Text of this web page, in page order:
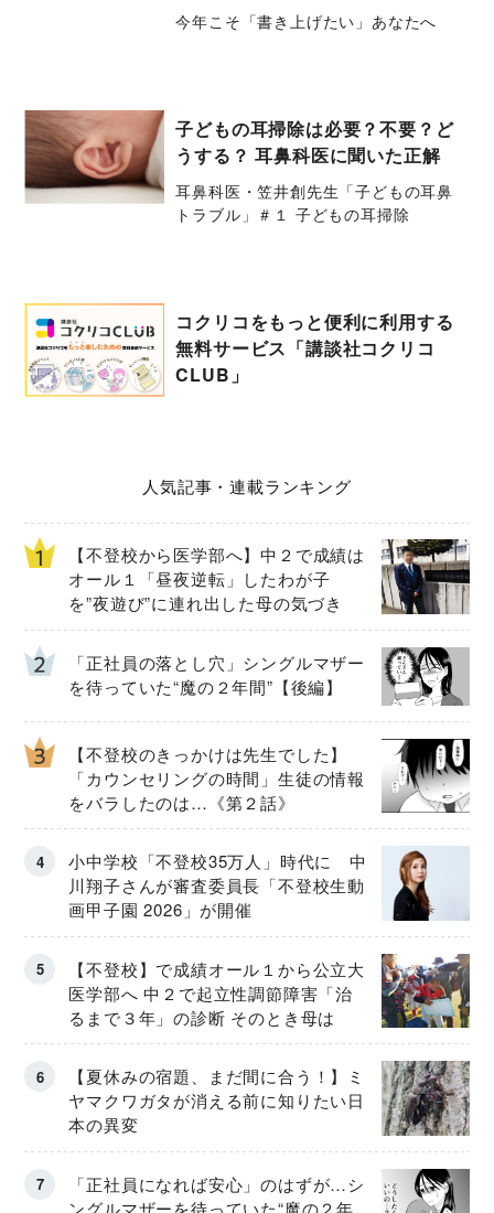
今年こそ「書き上げたい」あなたへ
子どもの耳掃除は必要？不要？ど
うする？ 耳鼻科医に聞いた正解
耳鼻科医・笠井創先生「子どもの耳鼻
トラブル」＃１ 子どもの耳掃除
コクリコをもっと便利に利用する
無料サービス「講談社コクリコ
CLUB」
人気記事・連載ランキング
【不登校から医学部へ】中２で成績は
オール１「昼夜逆転」したわが子
を”夜遊び”に連れ出した母の気づき
「正社員の落とし穴」シングルマザー
を待っていた“魔の２年間”【後編】
【不登校のきっかけは先生でした】
「カウンセリングの時間」生徒の情報
をバラしたのは…《第２話》
小中学校「不登校35万人」時代に 中
川翔子さんが審査委員長「不登校生動
画甲子園 2026」が開催
【不登校】で成績オール１から公立大
医学部へ 中２で起立性調節障害「治
るまで３年」の診断 そのとき母は
【夏休みの宿題、まだ間に合う！】ミ
ヤマクワガタが消える前に知りたい日
本の異変
「正社員になれば安心」のはずが…シ
ングルマザーを待っていた“魔の２年